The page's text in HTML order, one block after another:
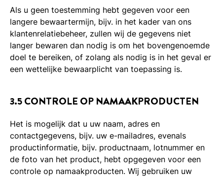
Als u geen toestemming hebt gegeven voor een
langere bewaartermijn, bijv. in het kader van ons
klantenrelatiebeheer, zullen wij de gegevens niet
langer bewaren dan nodig is om het bovengenoemde
doel te bereiken, of zolang als nodig is in het geval er
een wettelijke bewaarplicht van toepassing is.
3.5 CONTROLE OP NAMAAKPRODUCTEN
Het is mogelijk dat u uw naam, adres en
contactgegevens, bijv. uw e-mailadres, evenals
productinformatie, bijv. productnaam, lotnummer en
de foto van het product, hebt opgegeven voor een
controle op namaakproducten. Wij gebruiken uw